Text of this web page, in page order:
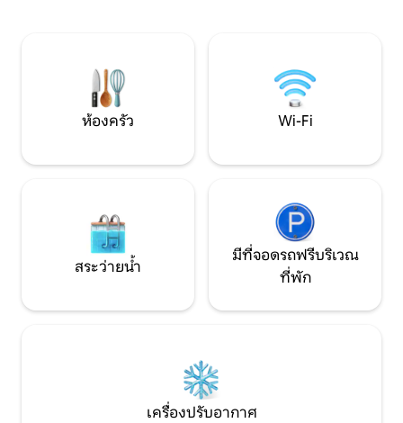
ลืม!
ห้องครัว Wi-Fi
สระว่ายน้ำ
มีที่จอดรถฟรีบริเวณ
ที่พัก
เครื่องปรับอากาศ